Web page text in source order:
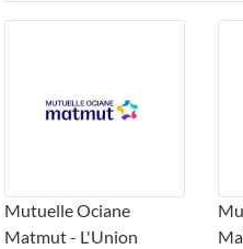
Mutuelle Ociane
Matmut - L'Union